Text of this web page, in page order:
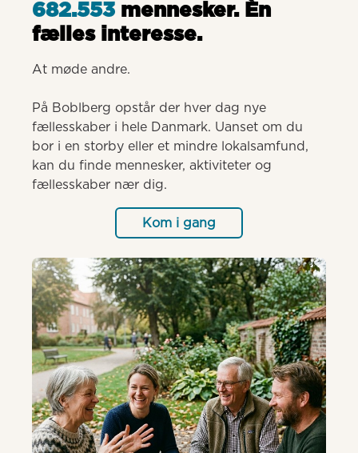
682.553 mennesker. Èn
fælles interesse.
At møde andre.
På Boblberg opstår der hver dag nye
fællesskaber i hele Danmark. Uanset om du
bor i en storby eller et mindre lokalsamfund,
kan du finde mennesker, aktiviteter og
fællesskaber nær dig.
Kom i gang